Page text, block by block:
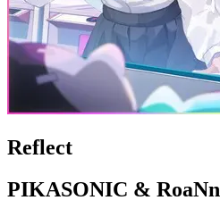
Reflect
PIKASONIC & RoaNn